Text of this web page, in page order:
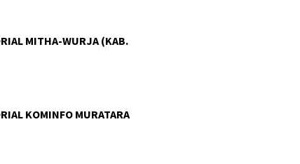
MITHA-WURJA (KAB.
KOMINFO MURATARA